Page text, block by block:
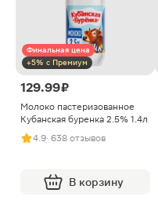
Финальная цена
+5% с Премиум
129.99 ₽
Молоко пастеризованное
Кубанская буренка 2.5% 1.4л
4.9· 638 отзывов
В корзину